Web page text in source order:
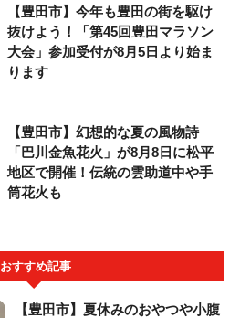
【豊田市】今年も豊田の街を駆け
抜けよう！「第45回豊田マラソン
大会」参加受付が8月5日より始ま
ります
【豊田市】幻想的な夏の風物詩
「巴川金魚花火」が8月8日に松平
地区で開催！伝統の雲助道中や手
筒花火も
おすすめ記事
【豊田市】夏休みのおやつや小腹